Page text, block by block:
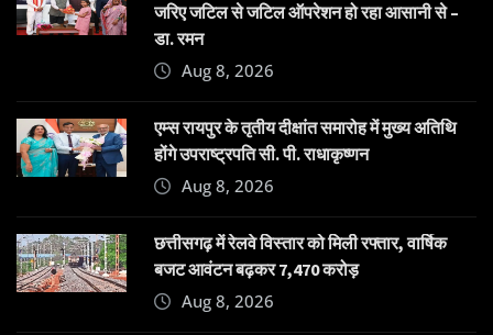
जरिए जटिल से जटिल ऑपरेशन हो रहा आसानी से –
डा. रमन
Aug 8, 2026
एम्स रायपुर के तृतीय दीक्षांत समारोह में मुख्य अतिथि
होंगे उपराष्ट्रपति सी. पी. राधाकृष्णन
Aug 8, 2026
छत्तीसगढ़ में रेलवे विस्तार को मिली रफ्तार, वार्षिक
बजट आवंटन बढ़कर 7,470 करोड़
Aug 8, 2026